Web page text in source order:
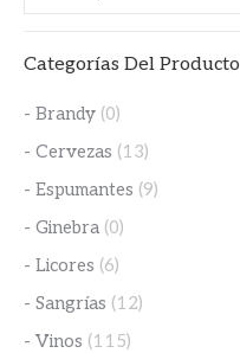
Categorías Del Producto
- Brandy (0)
- Cervezas (13)
- Espumantes (9)
- Ginebra (0)
- Licores (6)
- Sangrías (12)
- Vinos (115)